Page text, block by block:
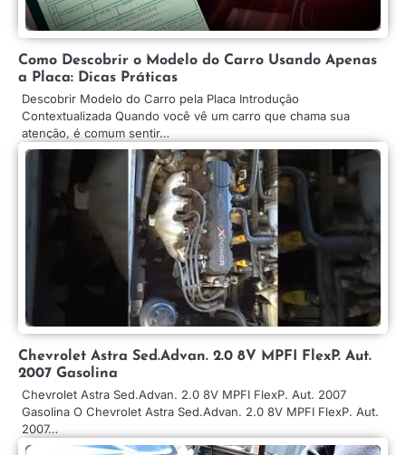
Como Descobrir o Modelo do Carro Usando Apenas
a Placa: Dicas Práticas
Descobrir Modelo do Carro pela Placa Introdução
Contextualizada Quando você vê um carro que chama sua
atenção, é comum sentir…
Chevrolet Astra Sed.Advan. 2.0 8V MPFI FlexP. Aut.
2007 Gasolina
Chevrolet Astra Sed.Advan. 2.0 8V MPFI FlexP. Aut. 2007
Gasolina O Chevrolet Astra Sed.Advan. 2.0 8V MPFI FlexP. Aut.
2007…